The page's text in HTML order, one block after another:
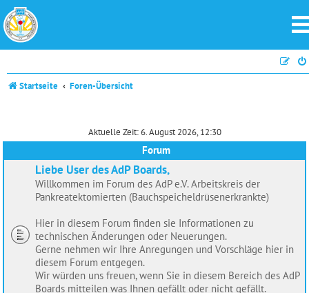
Startseite Foren-Übersicht
Aktuelle Zeit: 6. August 2026, 12:30
Forum
Liebe User des AdP Boards,
Willkommen im Forum des AdP e.V. Arbeitskreis der
Pankreatektomierten (Bauchspeicheldrüsenerkrankte)
Hier in diesem Forum finden sie Informationen zu
technischen Änderungen oder Neuerungen.
Gerne nehmen wir Ihre Anregungen und Vorschläge hier in
diesem Forum entgegen.
Wir würden uns freuen, wenn Sie in diesem Bereich des AdP
Boards mitteilen was Ihnen gefällt oder nicht gefällt.